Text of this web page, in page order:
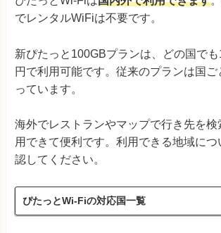
でレンタルWiFiは不要です。
新ぴたっと100GBプランは、どの国で
円で利用可能です。従来のプランは国
っています。
海外でレストランやマップで行き先を
用できて便利です。利用できる地域に
認してください。
ぴたっとWi-Fiの対応国一覧